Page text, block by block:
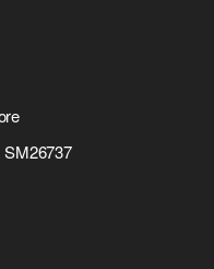
SM26737